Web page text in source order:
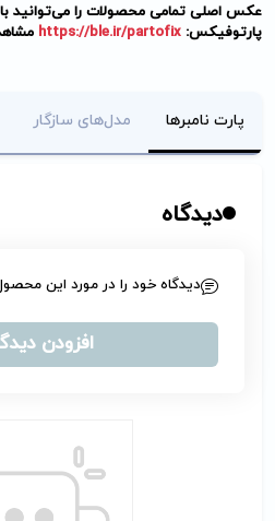
عکس اصلی تمامی محصولات را می‌توانید
پارتوفیکس: https://ble.ir/partofix
پارت نامبرها مدل‌های سازگار
دیدگاه
دیدگاه خود را در مورد این
افزودن